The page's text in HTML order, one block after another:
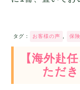
タグ：
お客様の声 保険
【海外赴
ただ